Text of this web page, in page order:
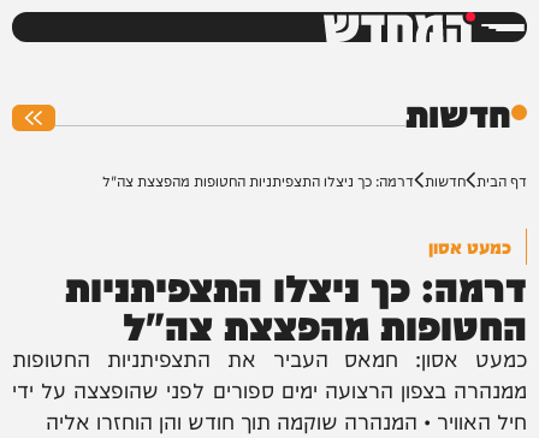
המחדש
חדשות
דף הבית חדשות דרמה: כך ניצלו התצפיתניות החטופות מהפצצת צה"ל
כמעט אסון
דרמה: כך ניצלו התצפיתניות
החטופות מהפצצת צה"ל
כמעט אסון: חמאס העביר את התצפיתניות החטופות
ממנהרה בצפון הרצועה ימים ספורים לפני שהופצצה על ידי
חיל האוויר • המנהרה שוקמה תוך חודש והן הוחזרו אליה